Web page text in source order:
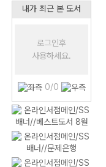
내가 최근 본 도서
로그인후
사용하세요.
0/0